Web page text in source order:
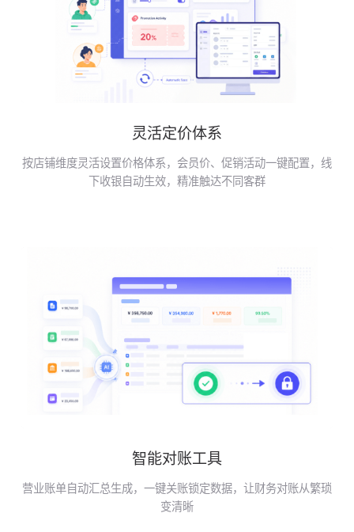
灵活定价体系
按店铺维度灵活设置价格体系，会员价、促销活动一键配置，线
下收银自动生效，精准触达不同客群
智能对账工具
营业账单自动汇总生成，一键关账锁定数据，让财务对账从繁琐
变清晰